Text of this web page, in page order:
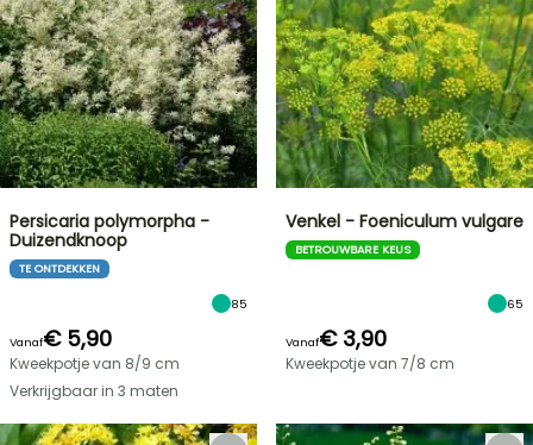
Persicaria polymorpha -
Duizendknoop
TE ONTDEKKEN
85
Vanaf€ 5,90
Kweekpotje van 8/9 cm
Verkrijgbaar in 3 maten
Venkel - Foeniculum vulgare
BETROUWBARE KEUS
65
Vanaf€ 3,90
Kweekpotje van 7/8 cm